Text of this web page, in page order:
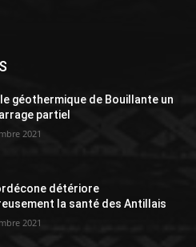
géothermique de Bouillante un
partiel
2021
détériore
la santé des Antillais
2021